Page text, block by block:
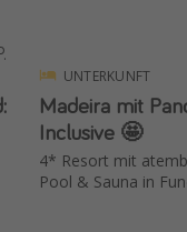
UNTERKUNFT
Madeira mit
Inclusive 🤩
4* Resort mit
Pool & Sauna in